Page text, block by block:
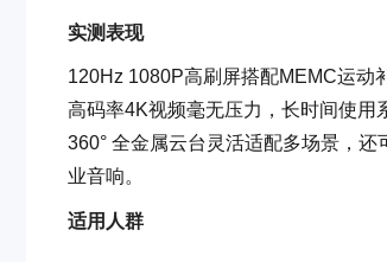
实测表现
120Hz 1080P高刷屏搭配MEMC运动
高码率4K视频毫无压力，长时间使用
360° 全金属云台灵活适配多场景，
业音响。
适用人群